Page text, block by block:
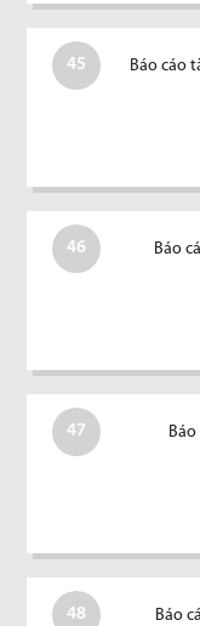
45 Báo cáo
46 Báo
47
48 Báo